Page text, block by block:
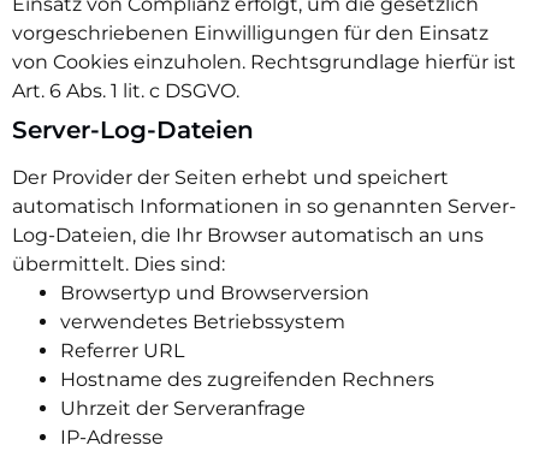
vorgeschriebenen Einwilligungen für den Einsatz
von Cookies einzuholen. Rechtsgrundlage hierfür ist
Art. 6 Abs. 1 lit. c DSGVO.
Server-Log-Dateien
Der Provider der Seiten erhebt und speichert
automatisch Informationen in so genannten Server-
Log-Dateien, die Ihr Browser automatisch an uns
übermittelt. Dies sind:
Browsertyp und Browserversion
verwendetes Betriebssystem
Referrer URL
Hostname des zugreifenden Rechners
Uhrzeit der Serveranfrage
IP-Adresse